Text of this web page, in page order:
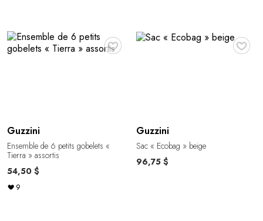
♥
Guzzini
Ensemble de 6 petits gobelets «
Tierra » assortis
54,50 $
9
♥
Guzzini
Sac « Ecobag » beige
96,75 $